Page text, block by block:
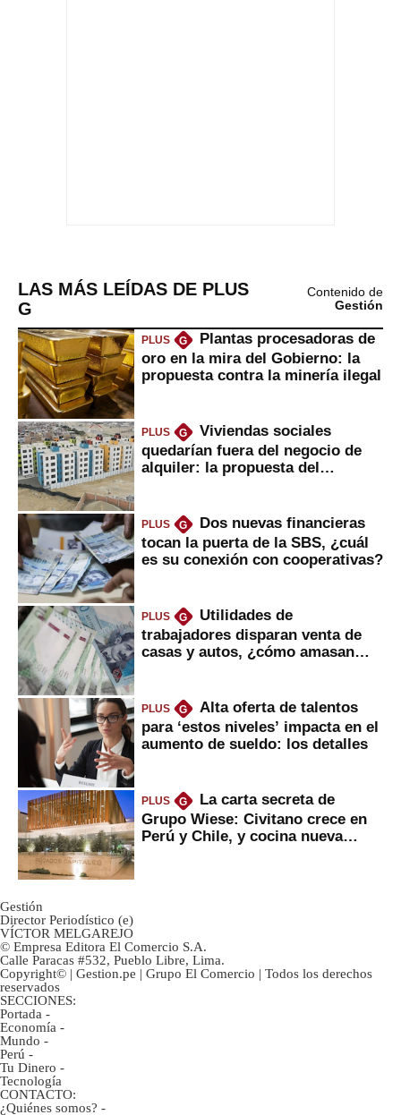
LAS MÁS LEÍDAS DE PLUS
G
Contenido de
Gestión
PLUS G
Plantas procesadoras de
oro en la mira del Gobierno: la
propuesta contra la minería ilegal
PLUS G
Viviendas sociales
quedarían fuera del negocio de
alquiler: la propuesta del
PLUS G
Dos nuevas financieras
tocan la puerta de la SBS, ¿cuál
es su conexión con cooperativas?
PLUS G
Utilidades de
trabajadores disparan venta de
casas y autos, ¿cómo amasan
PLUS G
Alta oferta de talentos
para ‘estos niveles’ impacta en el
aumento de sueldo: los detalles
PLUS G
La carta secreta de
Grupo Wiese: Civitano crece en
Perú y Chile, y cocina nueva
Gestión
Director Periodístico (e)
VÍCTOR MELGAREJO
© Empresa Editora El Comercio S.A.
Calle Paracas #532, Pueblo Libre, Lima.
Copyright© | Gestion.pe | Grupo El Comercio | Todos los derechos
reservados
SECCIONES:
Portada -
Economía -
Mundo -
Perú -
Tu Dinero -
Tecnología
CONTACTO:
¿Quiénes somos? -